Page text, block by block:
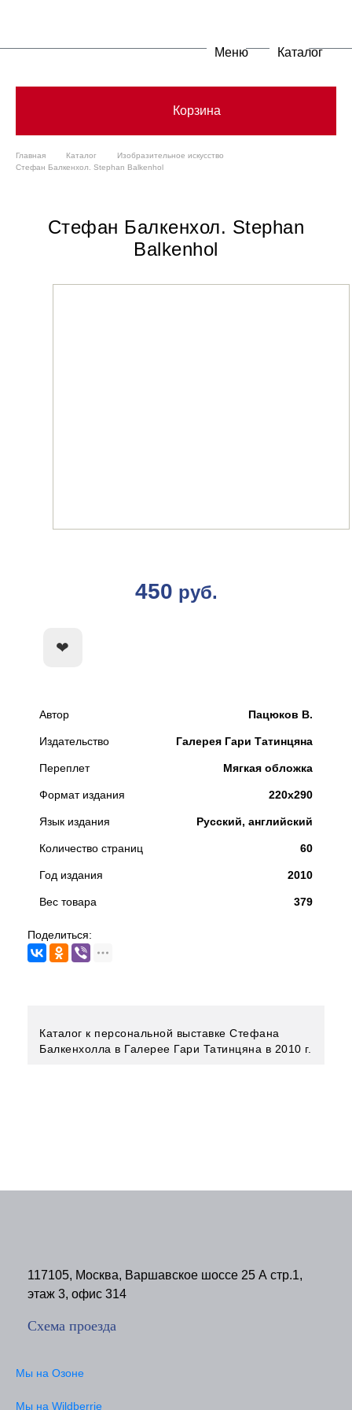
Меню Каталог
Корзина
Главная Каталог
Изобразительное искусство
Стефан Балкенхол. Stephan Balkenhol
Стефан Балкенхол. Stephan
Balkenhol
450 руб.
Автор Пацюков В.
Издательство Галерея Гари Татинцяна
Переплет Мягкая обложка
Формат издания 220х290
Язык издания Русский, английский
Количество страниц 60
Год издания 2010
Вес товара 379
Поделиться:
Каталог к персональной выставке Стефана
Балкенхолла в Галерее Гари Татинцяна в 2010 г.
117105, Москва, Варшавское шоссе 25 А стр.1,
этаж 3, офис 314
Схема проезда
Мы на Озоне
Мы на Wildberrie